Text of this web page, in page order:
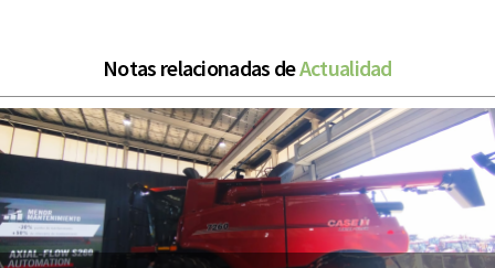
Notas relacionadas deActualidad